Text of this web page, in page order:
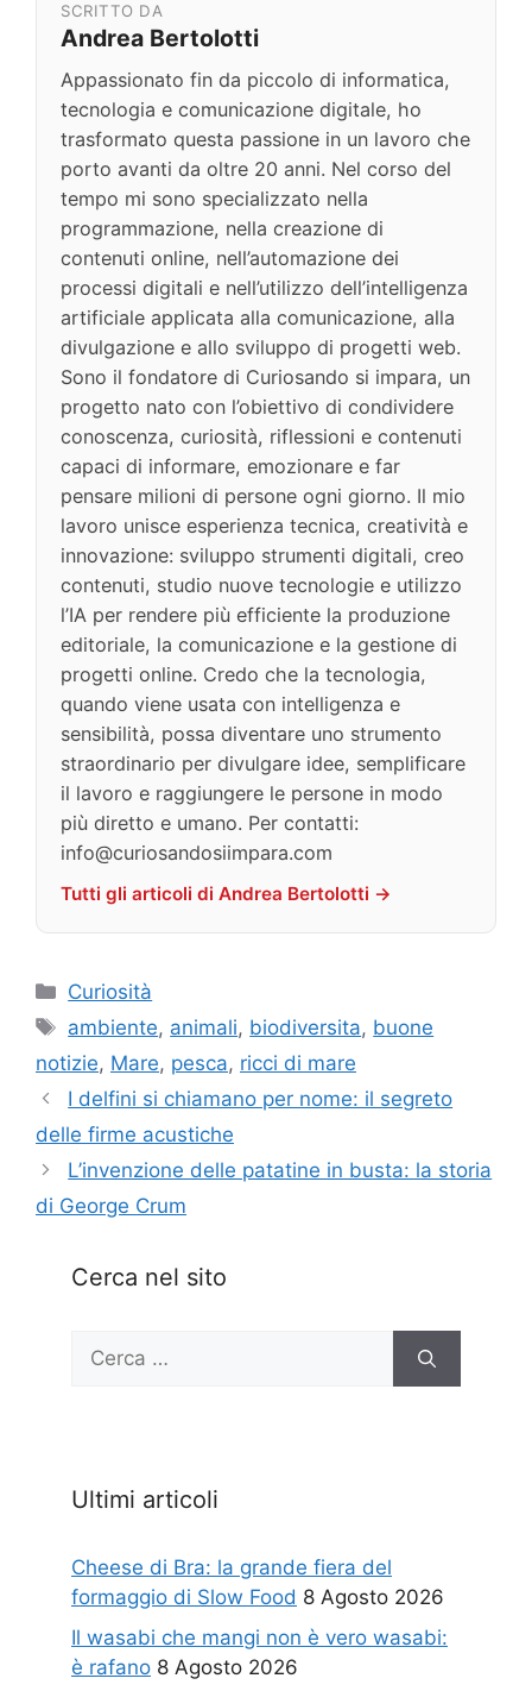
SCRITTO DA
Andrea Bertolotti
Appassionato fin da piccolo di informatica,
tecnologia e comunicazione digitale, ho
trasformato questa passione in un lavoro che
porto avanti da oltre 20 anni. Nel corso del
tempo mi sono specializzato nella
programmazione, nella creazione di
contenuti online, nell’automazione dei
processi digitali e nell’utilizzo dell’intelligenza
artificiale applicata alla comunicazione, alla
divulgazione e allo sviluppo di progetti web.
Sono il fondatore di Curiosando si impara, un
progetto nato con l’obiettivo di condividere
conoscenza, curiosità, riflessioni e contenuti
capaci di informare, emozionare e far
pensare milioni di persone ogni giorno. Il mio
lavoro unisce esperienza tecnica, creatività e
innovazione: sviluppo strumenti digitali, creo
contenuti, studio nuove tecnologie e utilizzo
l’IA per rendere più efficiente la produzione
editoriale, la comunicazione e la gestione di
progetti online. Credo che la tecnologia,
quando viene usata con intelligenza e
sensibilità, possa diventare uno strumento
straordinario per divulgare idee, semplificare
il lavoro e raggiungere le persone in modo
più diretto e umano. Per contatti:
info@curiosandosiimpara.com
Tutti gli articoli di Andrea Bertolotti →
Categorie
Curiosità
Tag
ambiente, animali, biodiversita, buone
notizie, Mare, pesca, ricci di mare
I delfini si chiamano per nome: il segreto
delle firme acustiche
L’invenzione delle patatine in busta: la storia
di George Crum
Cerca nel sito
Ricerca
Ultimi articoli
Cheese di Bra: la grande fiera del
formaggio di Slow Food 8 Agosto 2026
Il wasabi che mangi non è vero wasabi:
è rafano 8 Agosto 2026